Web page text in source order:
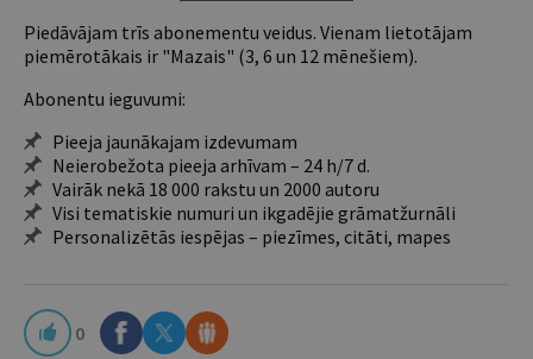
Piedāvājam trīs abonementu veidus. Vienam lietotājam
piemērotākais ir "Mazais" (3, 6 un 12 mēnešiem).
Abonentu ieguvumi:
Pieeja jaunākajam izdevumam
Neierobežota pieeja arhīvam – 24 h/7 d.
Vairāk nekā 18 000 rakstu un 2000 autoru
Visi tematiskie numuri un ikgadējie grāmatžurnāli
Personalizētās iespējas – piezīmes, citāti, mapes
0